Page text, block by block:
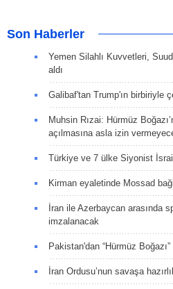
Son Haberler
Yemen Silahlı Kuvvetleri,
aldı
Galibaf'tan Trump'ın birbiriyle
Muhsin Rızai: Hürmüz
açılmasına asla izin
Türkiye ve 7 ülke Siyonist
Kirman eyaletinde Mossad
İran ile Azerbaycan arasında
imzalanacak
Pakistan'dan “Hürmüz Boğazı”
İran Ordusu’nun savaşa